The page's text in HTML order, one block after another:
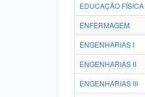
EDUCAÇÃO FÍSICA
ENFERMAGEM
ENGENHARIAS I
ENGENHARIAS II
ENGENHARIAS III